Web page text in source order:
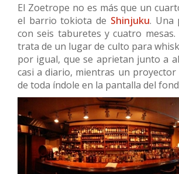
El Zoetrope no es más que un
el barrio tokiota de Shinjuku. Una
con seis taburetes y cuatro mesas.
trata de un lugar de culto para
por igual, que se aprietan junto a
casi a diario, mientras un proyector
de toda índole en la pantalla del